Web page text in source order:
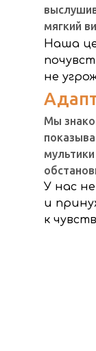
мягкий
Наша
не
Мы
У нас
и
к